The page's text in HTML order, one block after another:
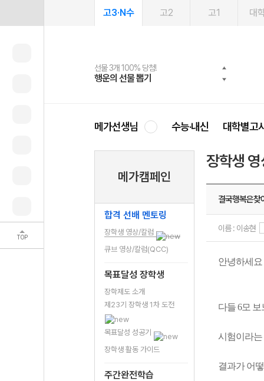
TOP
고3·N수 고2 고1 대
선물 3개 100% 당첨!
행운의 선물 뽑기
선물 100% 증정!
메가스터디 X 올리브
2027 러셀 단과
강사 공개선발
스마트러닝앱
설문 EVENT
메가패스
3일 무료 체험권
메가패스 수강생 무료혜택!
메가클럽 멤버십
사회공헌 캠페인
희망이룸 메가나눔
메가선생님 수능·내신 대학별고
메가캠페인
합격 선배 멘토링
장학생 영상/칼럼
큐브 영상/칼럼(QCC)
목표달성 장학생
장학제도 소개
제23기 장학생 1차 도전
목표달성 성공기
장학생 활동 가이드
주간완전학습
장학생
결국행복은찾
이름 : 이송현
안녕하세
다들 6모
시험이라
결과가 어